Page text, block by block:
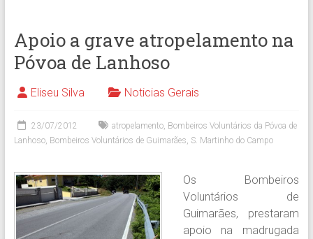
Apoio a grave atropelamento na
Póvoa de Lanhoso
Eliseu Silva Noticias Gerais
23/07/2012 atropelamento, Bombeiros Voluntários da Póvoa de
Lanhoso, Bombeiros Voluntários de Guimarães, S. Martinho do Campo
Os Bombeiros
Voluntários de
Guimarães, prestaram
apoio na madrugada